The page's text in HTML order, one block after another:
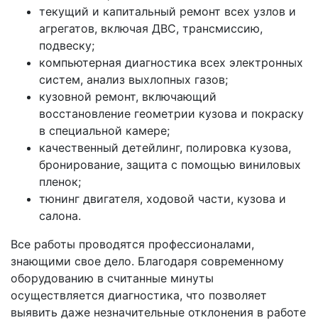
текущий и капитальный ремонт всех узлов и
агрегатов, включая ДВС, трансмиссию,
подвеску;
компьютерная диагностика всех электронных
систем, анализ выхлопных газов;
кузовной ремонт, включающий
восстановление геометрии кузова и покраску
в специальной камере;
качественный детейлинг, полировка кузова,
бронирование, защита с помощью виниловых
пленок;
тюнинг двигателя, ходовой части, кузова и
салона.
Все работы проводятся профессионалами,
знающими свое дело. Благодаря современному
оборудованию в считанные минуты
осуществляется диагностика, что позволяет
выявить даже незначительные отклонения в работе